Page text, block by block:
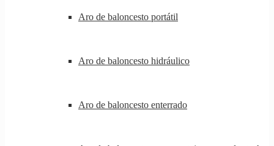
Aro de baloncesto portátil
Aro de baloncesto hidráulico
Aro de baloncesto enterrado